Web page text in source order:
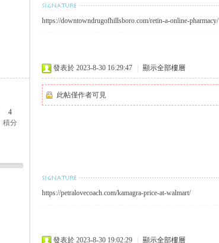
https://downtowndrugofhillsboro.com/retin-a-online-pharmacy/
4
積分
發表於 2023-8-30 16:29:47 顯示全部樓層
此帖僅作者可見
https://petralovecoach.com/kamagra-price-at-walmart/
發表於 2023-8-30 19:02:29 顯示全部樓層